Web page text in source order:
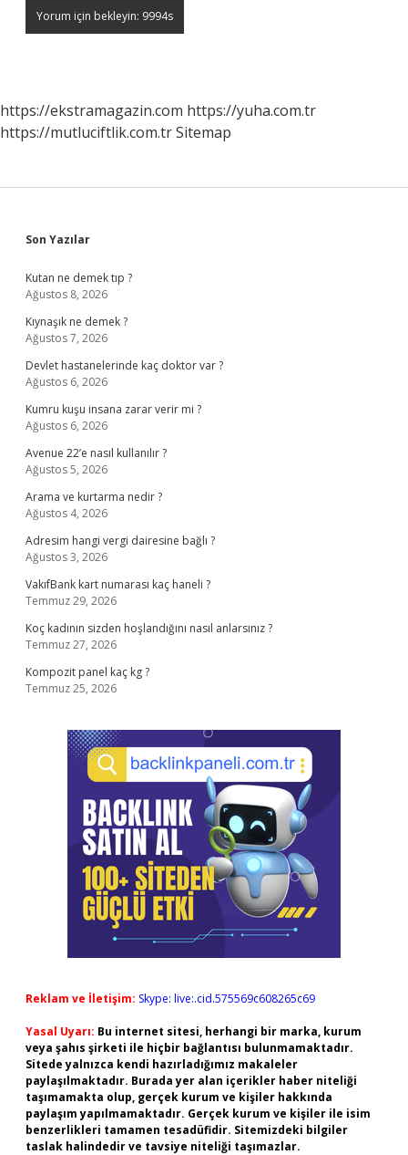
https://ekstramagazin.com https://yuha.com.tr
https://mutluciftlik.com.trSitemap
Sidebar
Son Yazılar
Kutan ne demek tıp ?
Ağustos 8, 2026
Kıynaşık ne demek ?
Ağustos 7, 2026
Devlet hastanelerinde kaç doktor var ?
Ağustos 6, 2026
Kumru kuşu insana zarar verir mi ?
Ağustos 6, 2026
Avenue 22’e nasıl kullanılır ?
Ağustos 5, 2026
Arama ve kurtarma nedir ?
Ağustos 4, 2026
Adresim hangi vergi dairesine bağlı ?
Ağustos 3, 2026
VakıfBank kart numarası kaç haneli ?
Temmuz 29, 2026
Koç kadının sizden hoşlandığını nasıl anlarsınız ?
Temmuz 27, 2026
Kompozit panel kaç kg ?
Temmuz 25, 2026
Reklam ve İletişim: Skype: live:.cid.575569c608265c69
Yasal Uyarı: Bu internet sitesi, herhangi bir marka, kurum
veya şahıs şirketi ile hiçbir bağlantısı bulunmamaktadır.
Sitede yalnızca kendi hazırladığımız makaleler
paylaşılmaktadır. Burada yer alan içerikler haber niteliği
taşımamakta olup, gerçek kurum ve kişiler hakkında
paylaşım yapılmamaktadır. Gerçek kurum ve kişiler ile isim
benzerlikleri tamamen tesadüfidir. Sitemizdeki bilgiler
taslak halindedir ve tavsiye niteliği taşımazlar.